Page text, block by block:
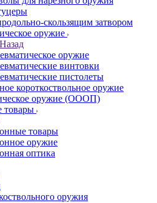
скользящим затвором
оружие
Назад
оружие
винтовки
пистолеты
короткоствольное оружие
оружие (ОООП)
товары
товары
оружие
оптика
оружия